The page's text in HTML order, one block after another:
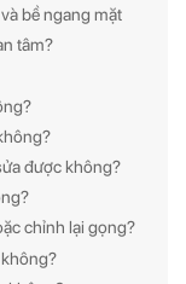
bề ngang mặt
tâm?
được không?
chỉnh lại gọng?